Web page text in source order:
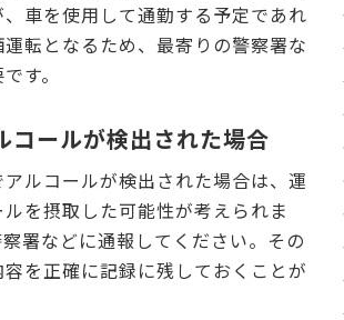
車を使用して通勤する予定であれ
転となるため、最寄りの警察署な
す。
コールが検出された場合
ルコールが検出された場合は、運
を摂取した可能性が考えられま
署などに通報してください。その
を正確に記録に残しておくことが